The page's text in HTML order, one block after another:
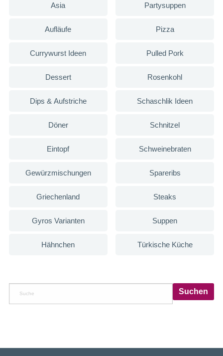
Asia
Aufläufe
Currywurst Ideen
Dessert
Dips & Aufstriche
Döner
Eintopf
Gewürzmischungen
Griechenland
Gyros Varianten
Hähnchen
Partysuppen
Pizza
Pulled Pork
Rosenkohl
Schaschlik Ideen
Schnitzel
Schweinebraten
Spareribs
Steaks
Suppen
Türkische Küche